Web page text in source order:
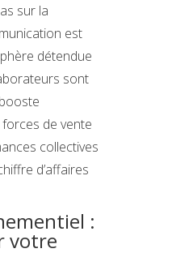
sur la
est
détendue
sont
de vente
collectives
d’affaires
:
votre